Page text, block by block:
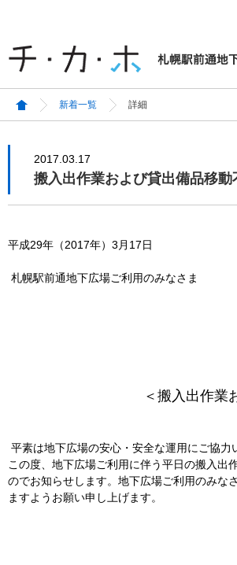
新着一覧 詳細
2017.03.17
搬入出作業および貸出備品移
平成29年（2017年）3月17日
札幌駅前通地下広場ご利用のみなさま
＜搬入出作業
平素は地下広場の安心・安全な運用にご協
この度、地下広場ご利用に伴う平日の搬入出
のでお知らせします。地下広場ご利用のみな
ますようお願い申し上げます。